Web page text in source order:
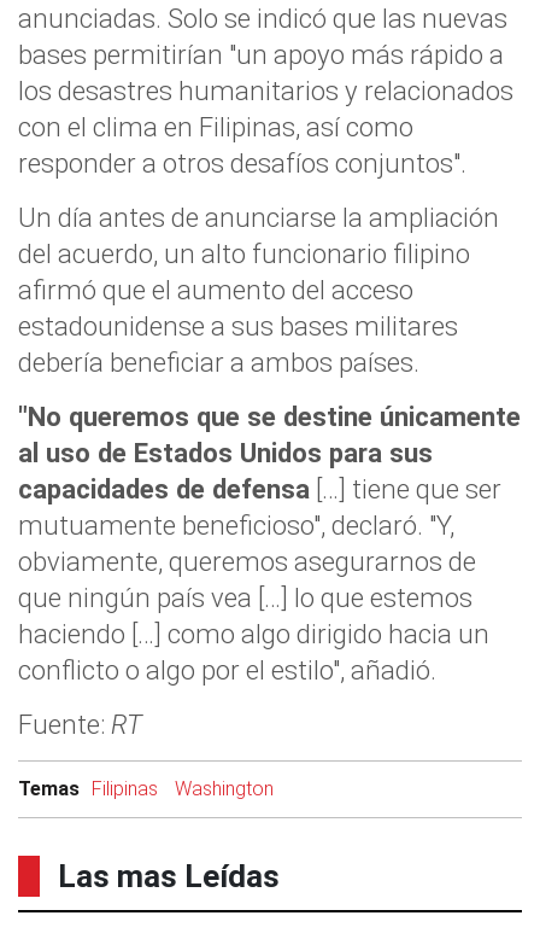
anunciadas. Solo se indicó que las nuevas
bases permitirían "un apoyo más rápido a
los desastres humanitarios y relacionados
con el clima en Filipinas, así como
responder a otros desafíos conjuntos".
Un día antes de anunciarse la ampliación
del acuerdo, un alto funcionario filipino
afirmó que el aumento del acceso
estadounidense a sus bases militares
debería beneficiar a ambos países.
"No queremos que se destine únicamente
al uso de Estados Unidos para sus
capacidades de defensa […] tiene que ser
mutuamente beneficioso", declaró. "Y,
obviamente, queremos asegurarnos de
que ningún país vea […] lo que estemos
haciendo […] como algo dirigido hacia un
conflicto o algo por el estilo", añadió.
Fuente: RT
Temas Filipinas Washington
Las mas Leídas